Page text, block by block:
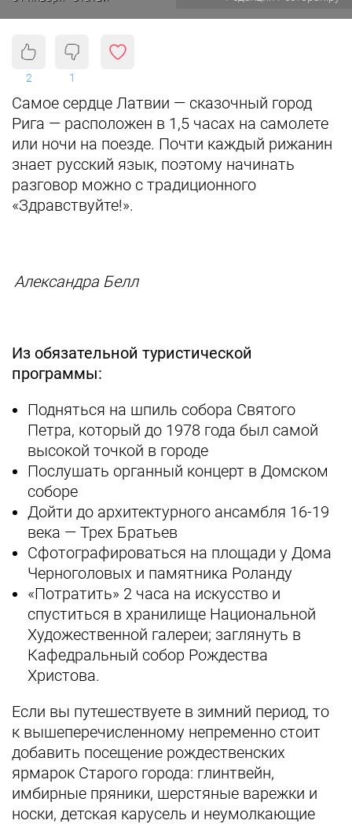
2 1
Самое сердце Латвии — сказочный город
Рига — расположен в 1,5 часах на самолете
или ночи на поезде. Почти каждый рижанин
знает русский язык, поэтому начинать
разговор можно с традиционного
«Здравствуйте!».
Александра Белл
Из обязательной туристической
программы:
Подняться на шпиль собора Святого
Петра, который до 1978 года был самой
высокой точкой в городе
Послушать органный концерт в Домском
соборе
Дойти до архитектурного ансамбля 16-19
века — Трех Братьев
Сфотографироваться на площади у Дома
Черноголовых и памятника Роланду
«Потратить» 2 часа на искусство и
спуститься в хранилище Национальной
Художественной галереи; заглянуть в
Кафедральный собор Рождества
Христова.
Если вы путешествуете в зимний период, то
к вышеперечисленному непременно стоит
добавить посещение рождественских
ярмарок Старого города: глинтвейн,
имбирные пряники, шерстяные варежки и
носки, детская карусель и неумолкающие